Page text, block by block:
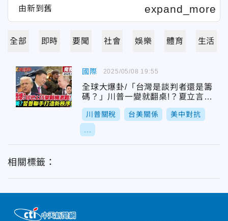
全部 即時 要聞 社會 娛樂 體育 生活
國際
全球大爆卦/「台灣是談判者還是籌
碼？」川普一變就翻桌!？夏立言警
告：當心成為菜單上的那一道
川普關稅 台美關係 美中對抗
2025/05/08 19:55
相關標籤：